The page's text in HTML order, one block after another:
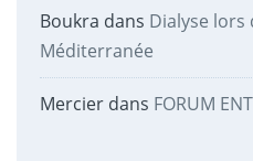
Boukra dans Dialyse lors
Méditerranée
Mercierdans FORUM